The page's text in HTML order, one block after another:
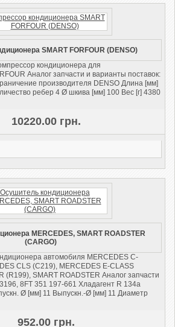
SMART FORFOUR (DENSO)
кондиционера для
Аналог запчасти и варианты поставок:
производителя DENSO Длина [мм]
ребер 4 Ø шкива [мм] 100 Вес [г] 4380
10220.00 грн.
MERCEDES, SMART ROADSTER
(CARGO)
автомобиля MERCEDES C-
CLS (C219), MERCEDES E-CLASS
(R199), SMART ROADSTER Аналог запчасти
8FT 351 197-661 Хладагент R 134a
Ø [мм] 11 Выпускн.-Ø [мм] 11 Диаметр
952.00 грн.